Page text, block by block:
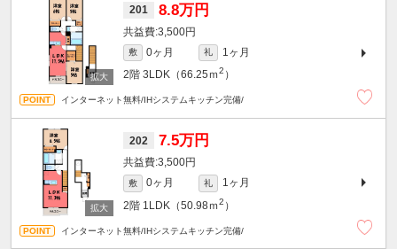
201 8.8万円
3,500円
敷 0ヶ月 礼
1ヶ月
2階 3LDK（66.25ｍ2 ）
インターネット無料/IHシステムキッチン完備/
202 7.5万円
3,500円
敷 0ヶ月 礼
1ヶ月
2階 1LDK（50.98ｍ2 ）
インターネット無料/IHシステムキッチン完備/